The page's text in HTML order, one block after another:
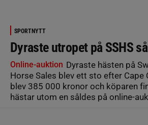
SPORTNYTT
Dyraste utropet på SSHS
Online-auktion Dyraste hästen på
Horse Sales blev ett sto efter Cape
blev 385 000 kronor och köparen
hästar utom en såldes på online-